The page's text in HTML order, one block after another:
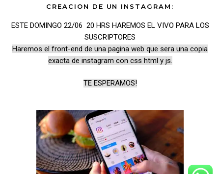
CREACION DE UN INSTAGRAM:
ESTE DOMINGO 22/06 20 HRS HAREMOS EL VIVO PARA LOS
SUSCRIPTORES
Haremos el front-end de una pagina web que sera una copia
exacta de instagram con css html y js.
TE ESPERAMOS!